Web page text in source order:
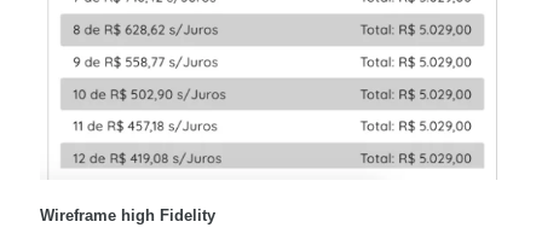
Wireframe high Fidelity